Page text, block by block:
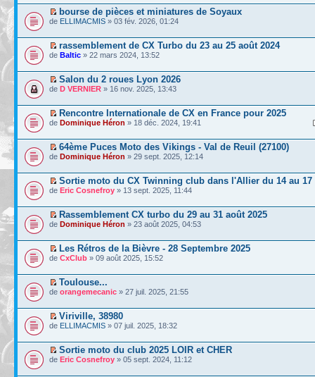
bourse de pièces et miniatures de Soyaux
de ELLIMACMIS » 03 fév. 2026, 01:24
rassemblement de CX Turbo du 23 au 25 août 2024
de Baltic » 22 mars 2024, 13:52
Salon du 2 roues Lyon 2026
de D VERNIER » 16 nov. 2025, 13:43
Rencontre Internationale de CX en France pour 2025
de Dominique Héron » 18 déc. 2024, 19:41
64ème Puces Moto des Vikings - Val de Reuil (27100)
de Dominique Héron » 29 sept. 2025, 12:14
Sortie moto du CX Twinning club dans l'Allier du 14 au 17
de Eric Cosnefroy » 13 sept. 2025, 11:44
Rassemblement CX turbo du 29 au 31 août 2025
de Dominique Héron » 23 août 2025, 04:53
Les Rétros de la Bièvre - 28 Septembre 2025
de CxClub » 09 août 2025, 15:52
Toulouse...
de orangemecanic » 27 juil. 2025, 21:55
Viriville, 38980
de ELLIMACMIS » 07 juil. 2025, 18:32
Sortie moto du club 2025 LOIR et CHER
de Eric Cosnefroy » 05 sept. 2024, 11:12